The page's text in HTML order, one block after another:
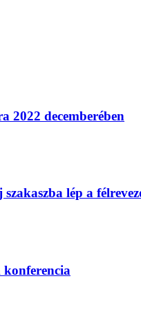
2022 decemberében
lép a